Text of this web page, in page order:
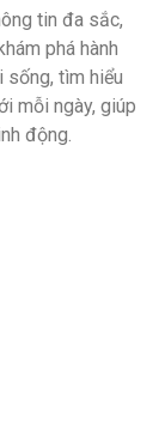
tin đa sắc,
phá hành
tìm hiểu
mỗi ngày, giúp
động.